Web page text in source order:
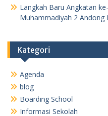
Langkah Baru Angkatan
Muhammadiyah 2 Andong
Kategori
Agenda
blog
Boarding School
Informasi Sekolah